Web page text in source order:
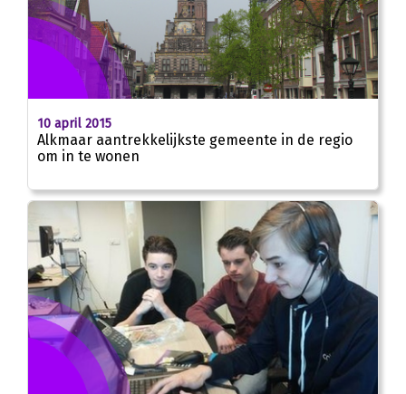
10 april 2015
Alkmaar aantrekkelijkste gemeente in de regio
om in te wonen